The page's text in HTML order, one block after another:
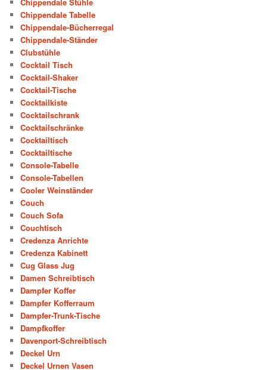
Chippendale Tabelle
Chippendale-Bücherregal
Chippendale-Ständer
Clubstühle
Cocktail Tisch
Cocktail-Shaker
Cocktail-Tische
Cocktailkiste
Cocktailschrank
Cocktailschränke
Cocktailtisch
Cocktailtische
Console-Tabelle
Console-Tabellen
Cooler Weinständer
Couch
Couch Sofa
Couchtisch
Credenza Anrichte
Credenza Kabinett
Cug Glass Jug
Damen Schreibtisch
Dampfer Koffer
Dampfer Kofferraum
Dampfer-Trunk-Tische
Dampfkoffer
Davenport-Schreibtisch
Deckel Urn
Deckel Urnen Vasen